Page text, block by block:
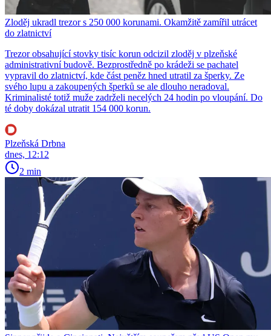
Zloděj ukradl trezor s 250 000 korunami. Okamžitě zamířil utrácet
do zlatnictví
Trezor obsahující stovky tisíc korun odcizil zloděj v plzeňské
administrativní budově. Bezprostředně po krádeži se pachatel
vypravil do zlatnictví, kde část peněz hned utratil za šperky. Ze
svého lupu a zakoupených šperků se ale dlouho neradoval.
Kriminalisté totiž muže zadrželi necelých 24 hodin po vloupání. Do
té doby dokázal utratit 154 000 korun.
Plzeňská Drbna
dnes, 12:12
2 min